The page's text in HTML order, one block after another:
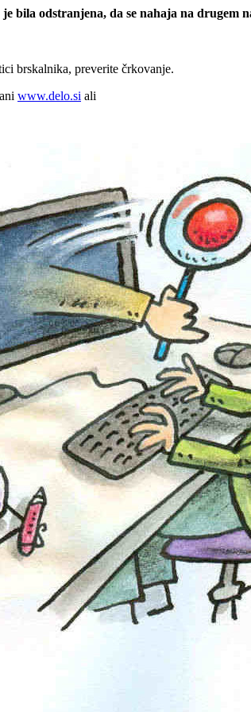
bila odstranjena, da se nahaja na drugem
brskalnika, preverite črkovanje.
www.delo.si ali